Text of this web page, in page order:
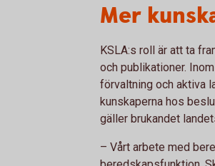
Mer
KSLA:s roll är att ta
och publikationer.
förvaltning och aktiva
kunskaperna hos
gäller brukandet
– Vårt arbete med